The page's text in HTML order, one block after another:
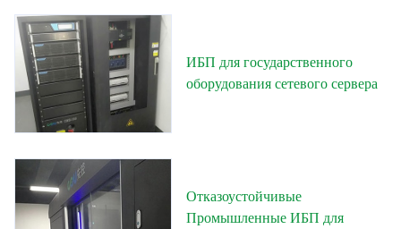
ИБП для государственного
оборудования сетевого сервера
Отказоустойчивые
Промышленные ИБП для